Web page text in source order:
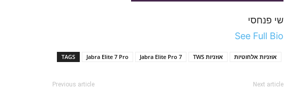
שי פנחסי
See Full Bio
TAGS Jabra Elite 7 Pro Jabra Elite Pro 7 אוזניות TWS אוזניות אלחוטיות
Previous article Next article